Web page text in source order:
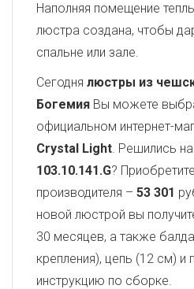
Наполняя помещение
люстра создана, чтобы
спальне или зале.
Сегодня люстры из
Богемия Вы можете
официальном интернет-
Crystal Light. Решились
103.10.141.G?
производителя – 53 301
новой люстрой вы
30 месяцев, а также
крепления), цепь (12 см) и
инструкцию по сборке.